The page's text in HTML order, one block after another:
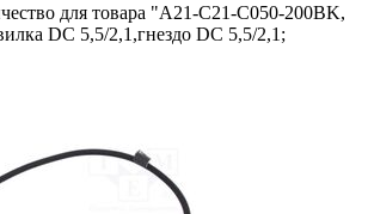
для товара "A21-C21-C050-200BK,
DC 5,5/2,1,гнездо DC 5,5/2,1;